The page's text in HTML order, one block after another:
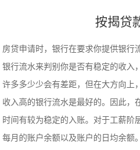
按揭贷
房贷申请时，银行在要求你提供银行
银行流水来判别你是否有稳定的收入
许多多少少会有差距，但在大方向上
收入高的银行流水是最好的。因此，
时间有较为稳定的入账。对于工薪阶
每月的账户余额以及账户的日均余额